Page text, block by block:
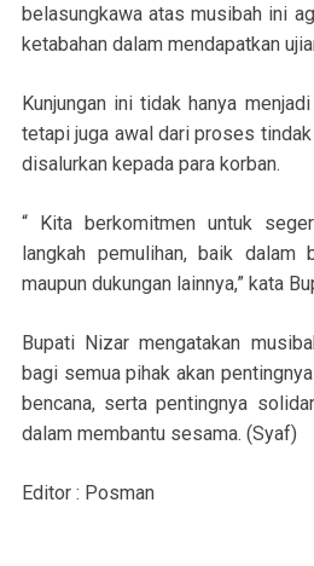
belasungkawa atas musibah ini
ketabahan dalam mendapatkan
Kunjungan ini tidak hanya
tetapi juga awal dari proses tindak
disalurkan kepada para korban.
“ Kita berkomitmen untuk
langkah pemulihan, baik dalam
maupun dukungan lainnya,” kata
Bupati Nizar mengatakan
bagi semua pihak akan
bencana, serta pentingnya
dalam membantu sesama. (Syaf)
Editor : Posman